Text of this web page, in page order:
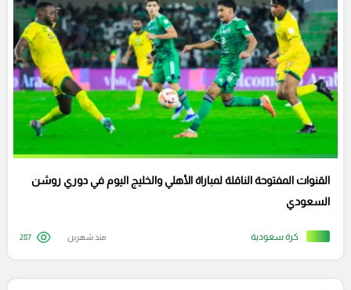
كرة سعودية
القنوات المفتوحة الناقلة لمباراة الأهلي والخليج اليوم في دوري روشن
السعودي
منذ شهرين 287